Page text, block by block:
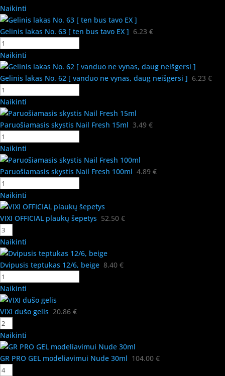
Naikinti
Gelinis lakas No. 63 [ ten bus tavo EX ] 6.23 €
Naikinti
Gelinis lakas No. 62 [ vanduo ne vynas, daug neišgersi ] 6.23 €
Naikinti
Paruošiamasis skystis Nail Fresh 15ml 3.49 €
Naikinti
Paruošiamasis skystis Nail Fresh 100ml 4.89 €
Naikinti
VIXI OFFICIAL plaukų šepetys 52.50 €
Naikinti
Dvipusis teptukas 12/6, beige 8.40 €
Naikinti
VIXI dušo gelis 20.86 €
Naikinti
GR PRO GEL modeliavimui Nude 30ml 104.00 €